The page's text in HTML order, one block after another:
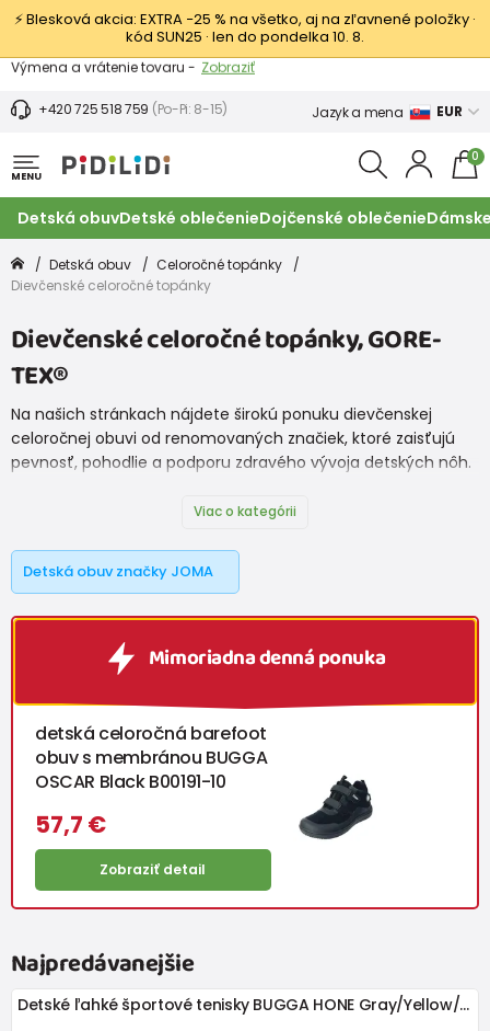
⚡ Blesková akcia: EXTRA −25 % na všetko, aj na zľavnené položky ·
kód SUN25 · len do pondelka 10. 8.
Výmena a vrátenie tovaru - Zobraziť
Zľava 3,80 EUR na prvý nákup - Podmienky
+420 725 518 759 (Po-Pi: 8-15) Jazyk a mena EUR
MENU
0
Detská obuvDetské oblečenieDojčenské oblečenie
Detská obuv
Celoročné topánky
Dievčenské celoročné topánky
Dievčenské celoročné topánky, GORE-
TEX®
Na našich stránkach nájdete širokú ponuku dievčenskej
celoročnej obuvi od renomovaných značiek, ktoré zaisťujú
pevnosť, pohodlie a podporu zdravého vývoja detských nôh.
Viac o kategórii
Detská obuv značky JOMA
Mimoriadna denná ponuka
detská celoročná barefoot
obuv s membránou BUGGA
OSCAR Black B00191-10
57,7 €
Zobraziť detail
Najpredávanejšie
Detské ľahké športové tenisky BUGGA HONE Gray/Yellow/Black